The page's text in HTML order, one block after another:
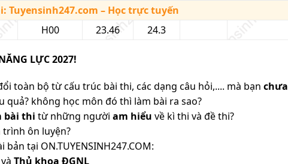
Tuyensinh247.com – Học trực tuyến
H00 23.46 24.3
LỰC 2027!
toàn bộ từ cấu trúc bài thi, các dạng câu hỏi,.... mà bạn chưa
quả? không học môn đó thì làm bài ra sao?
bài thi từ những người am hiểu về kì thi và đề thi?
ôn luyện?
tại ON.TUYENSINH247.COM:
Thủ khoa ĐGNL